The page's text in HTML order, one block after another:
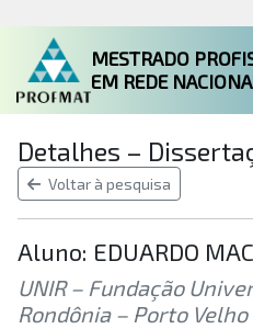
MESTRADO
EM REDE
Detalhes –
Voltar à pesquisa
Aluno: EDUARDO
UNIR – Fundação
Rondônia – Porto Velho